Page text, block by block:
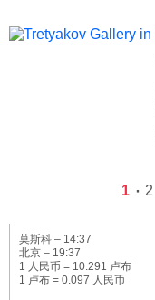
1 2
莫斯科 – 14:37
北京 – 19:37
1 人民币 = 10.291 卢布
1 卢布 = 0.097 人民币